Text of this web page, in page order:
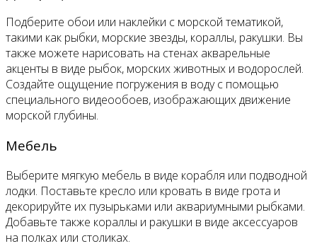
Подберите обои или наклейки с морской тематикой,
такими как рыбки, морские звезды, кораллы, ракушки. Вы
также можете нарисовать на стенах акварельные
акценты в виде рыбок, морских животных и водорослей.
Создайте ощущение погружения в воду с помощью
специального видеообоев, изображающих движение
морской глубины.
Мебель
Выберите мягкую мебель в виде корабля или подводной
лодки. Поставьте кресло или кровать в виде грота и
декорируйте их пузырьками или аквариумными рыбками.
Добавьте также кораллы и ракушки в виде аксессуаров
на полках или столиках.